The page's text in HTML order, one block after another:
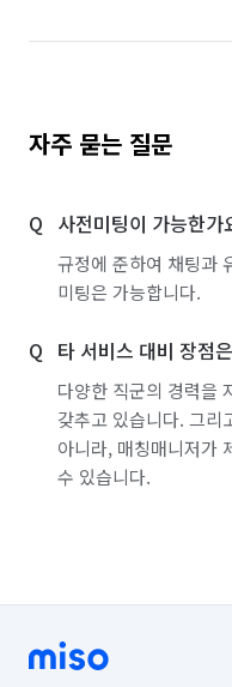
자주 묻는 질문
사전미팅이 가능한가
규정에 준하여 채팅과
미팅은 가능합니다.
타 서비스 대비 장점
다양한 직군의 경력을
갖추고 있습니다. 그리
아니라, 매칭매니저가
수 있습니다.